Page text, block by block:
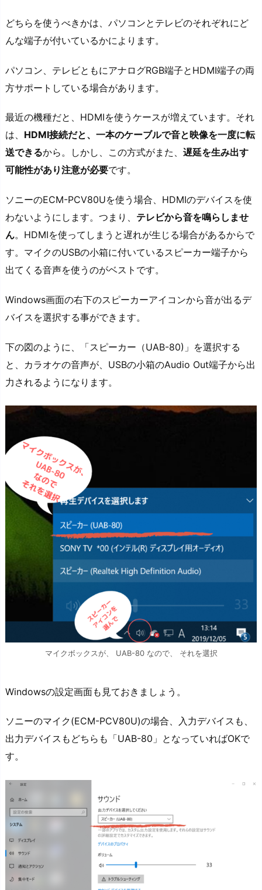
どちらを使うべきかは、パソコンとテレビのそれぞれにど
んな端子が付いているかによります。
パソコン、テレビともにアナログRGB端子とHDMI端子の両
方サポートしている場合があります。
最近の機種だと、HDMIを使うケースが増えています。それ
は、 HDMI接続だと、一本のケーブルで音と映像を一度に転
送できるから。しかし、この方式がまた、 遅延を生み出す
可能性があり注意が必要です。
ソニーのECM-PCV80Uを使う場合、HDMIのデバイスを使
わないようにします。つまり、 テレビから音を鳴らしませ
ん。HDMIを使ってしまうと遅れが生じる場合があるからで
す。マイクのUSBの小箱に付いているスピーカー端子から
出てくる音声を使うのがベストです。
Windows画面の右下のスピーカーアイコンから音が出るデ
バイスを選択する事ができます。
下の図のように、「スピーカー（UAB-80)」を選択する
と、カラオケの音声が、USBの小箱のAudio Out端子から出
力されるようになります。
マイクボックスが、 UAB-80 なので、 それを選択
Windowsの設定画面も見ておきましょう。
ソニーのマイク(ECM-PCV80U)の場合、入力デバイスも、
出力デバイスもどちらも「UAB-80」となっていればOKで
す。